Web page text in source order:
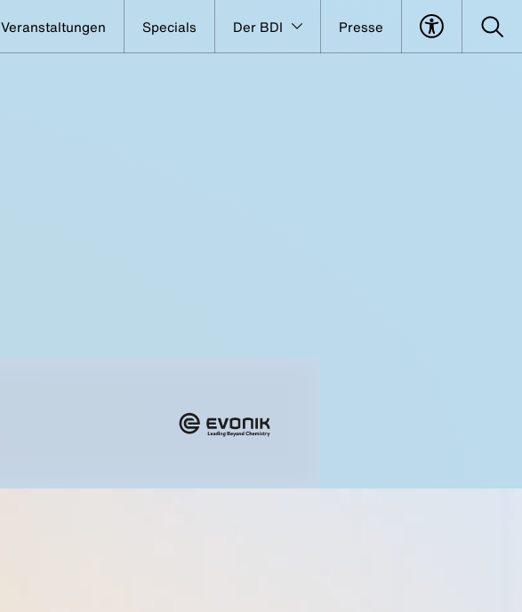
Veranstaltungen Specials Der BDI Presse